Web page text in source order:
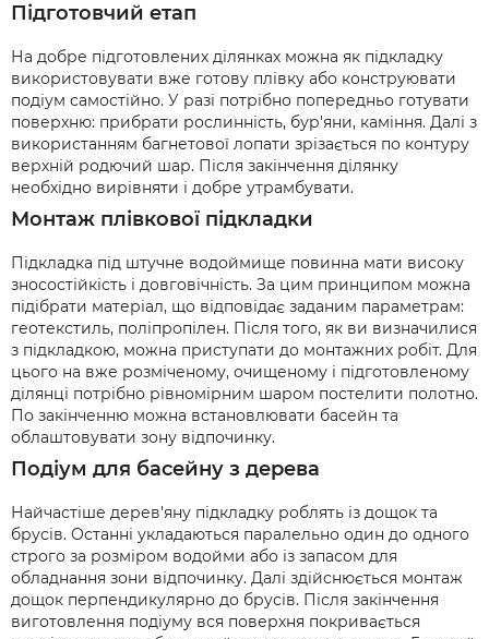
Підготовчий етап
На добре підготовлених ділянках можна як підкладку
використовувати вже готову плівку або конструювати
подіум самостійно. У разі потрібно попередньо готувати
поверхню: прибрати рослинність, бур'яни, каміння. Далі з
використанням багнетової лопати зрізається по контуру
верхній родючий шар. Після закінчення ділянку
необхідно вирівняти і добре утрамбувати.
Монтаж плівкової підкладки
Підкладка під штучне водоймище повинна мати високу
зносостійкість і довговічність. За цим принципом можна
підібрати матеріал, що відповідає заданим параметрам:
геотекстиль, поліпропілен. Після того, як ви визначилися
з підкладкою, можна приступати до монтажних робіт. Для
цього на вже розміченому, очищеному і підготовленому
ділянці потрібно рівномірним шаром постелити полотно.
По закінченню можна встановлювати басейн та
облаштовувати зону відпочинку.
Подіум для басейну з дерева
Найчастіше дерев'яну підкладку роблять із дощок та
брусів. Останні укладаються паралельно один до одного
строго за розміром водойми або із запасом для
обладнання зони відпочинку. Далі здійснюється монтаж
дощок перпендикулярно до брусів. Після закінчення
виготовлення подіуму вся поверхня покривається